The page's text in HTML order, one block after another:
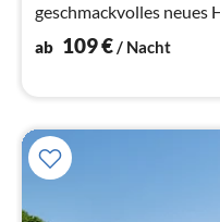
geschmackvolles neues
Erstbezug zum 01.
ab 109€/ Nacht